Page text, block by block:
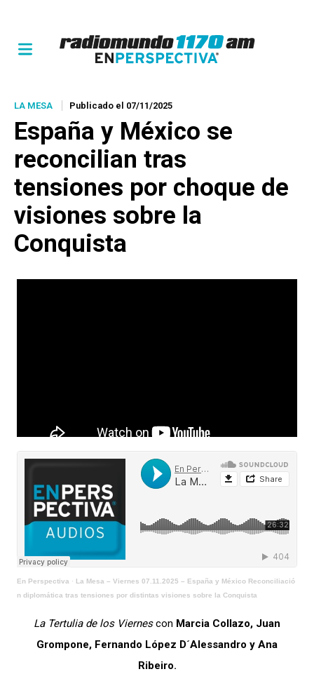
LA MESA Publicado el 07/11/2025
España y México se
reconcilian tras
tensiones por choque de
visiones sobre la
Conquista
En Perspectiva · La Mesa – Viernes 07.11.2025 – España y México Reconciliació
n diplomática tras tensiones por distintas visiones sobre la Conquista
La Tertulia de los Viernescon Marcia Collazo, Juan
Grompone, Fernando López D´Alessandro y Ana
Ribeiro.